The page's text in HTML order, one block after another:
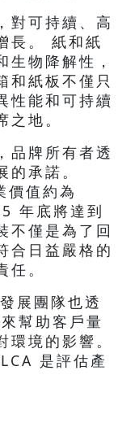
對可持續、高
長。 紙和紙
生物降解性，
和紙板不僅只
性能和可持續
地。
品牌所有者透
承諾。
價值約為
年底將達到
僅是為了回
合日益嚴格的
。
展團隊也透
幫助客戶量
境的影響。
是評估產